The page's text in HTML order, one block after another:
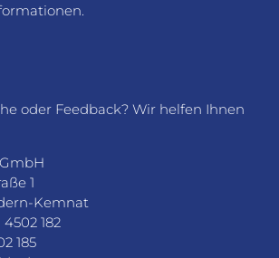
oder Feedback? Wir helfen Ihnen
1
Kemnat
4502 182
185